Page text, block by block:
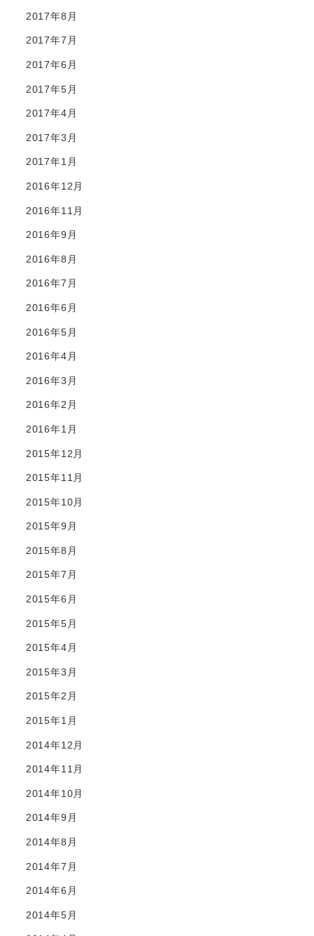
2017年8月
2017年7月
2017年6月
2017年5月
2017年4月
2017年3月
2017年1月
2016年12月
2016年11月
2016年9月
2016年8月
2016年7月
2016年6月
2016年5月
2016年4月
2016年3月
2016年2月
2016年1月
2015年12月
2015年11月
2015年10月
2015年9月
2015年8月
2015年7月
2015年6月
2015年5月
2015年4月
2015年3月
2015年2月
2015年1月
2014年12月
2014年11月
2014年10月
2014年9月
2014年8月
2014年7月
2014年6月
2014年5月